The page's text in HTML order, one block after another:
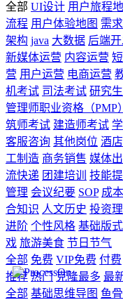
全部 UI设计 用户旅程
流程 用户体验地图 需
架构 java 大数据 后端
新媒体运营 内容运营
营 用户运营 电商运营
机考试 司法考试 研究
管理师职业资格（PMP）
筑师考试 建造师考试
客服咨询 其他岗位 酒
工制造 商务销售 媒体
流快递 团建培训 技能
管理 会议纪要 SOP 成
合知识 人文历史 投资
进阶 个性风格 基础版式
戏 旅游美食 节日节气
全部 免费 VIP免费 付费
推荐 热门 克隆最多 最
全部 基础思维导图 鱼